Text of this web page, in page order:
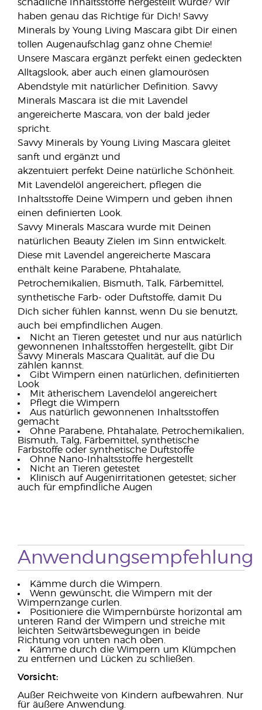
schädliche Inhaltsstoffe hergestellt wurde? Wir
haben genau das Richtige für Dich! Savvy
Minerals by Young Living Mascara gibt Dir einen
tollen Augenaufschlag ganz ohne Chemie!
Unsere Mascara ergänzt perfekt einen gedeckten
Alltagslook, aber auch einen glamourösen
Abendstyle mit natürlicher Definition. Savvy
Minerals Mascara ist die mit Lavendel
angereicherte Mascara, von der bald jeder
spricht.
Savvy Minerals by Young Living Mascara gleitet
sanft und ergänzt und
akzentuiert perfekt Deine natürliche Schönheit.
Mit Lavendelöl angereichert, pflegen die
Inhaltsstoffe Deine Wimpern und geben ihnen
einen definierten Look.
Savvy Minerals Mascara wurde mit Deinen
natürlichen Beauty Zielen im Sinn entwickelt.
Diese mit Lavendel angereicherte Mascara
enthält keine Parabene, Phtahalate,
Petrochemikalien, Bismuth, Talk, Färbemittel,
synthetische Farb- oder Duftstoffe, damit Du
Dich sicher fühlen kannst, wenn Du sie benutzt,
auch bei empfindlichen Augen.
Nicht an Tieren getestet und nur aus natürlich
gewonnenen Inhaltsstoffen hergestellt, gibt Dir
Savvy Minerals Mascara Qualität, auf die Du
zählen kannst.
Gibt Wimpern einen natürlichen, definitierten
Look
Mit ätherischem Lavendelöl angereichert
Pflegt die Wimpern
Aus natürlich gewonnenen Inhaltsstoffen
gemacht
Ohne Parabene, Phtahalate, Petrochemikalien,
Bismuth, Talg, Färbemittel, synthetische
Farbstoffe oder synthetische Duftstoffe
Ohne Nano-Inhaltsstoffe hergestellt
Nicht an Tieren getestet
Klinisch auf Augenirritationen getestet; sicher
auch für empfindliche Augen
Anwendungsempfehlung
Kämme durch die Wimpern.
Wenn gewünscht, die Wimpern mit der
Wimpernzange curlen.
Positioniere die Wimpernbürste horizontal am
unteren Rand der Wimpern und streiche mit
leichten Seitwärtsbewegungen in beide
Richtung von unten nach oben.
Kämme durch die Wimpern um Klümpchen
zu entfernen und Lücken zu schließen.
Vorsicht:
Außer Reichweite von Kindern aufbewahren. Nur
für äußere Anwendung.